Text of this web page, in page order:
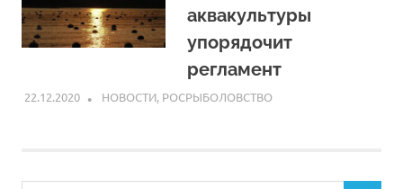
аквакультуры
упорядочит
регламент
22.12.2020 ARPP
НОВОСТИ, РОСРЫБОЛОВСТВО